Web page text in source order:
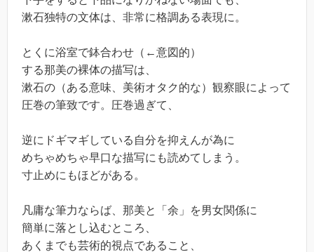
漱石独特の文体は、非常に格調ある表現に。
とくに浴室で鉢合わせ（←意図的）
する那美の裸体の描写は、
漱石の（ある意味、美術オタク的な）観察眼によって
圧巻の筆致です。圧巻過ぎて、
逆にドギマギしている自分を抑えんが為に
めちゃめちゃ早口な描写にも読めてしまう。
寸止めにもほどがある。
凡庸な筆力ならば、那美と「余」を男女関係に
簡単に落とし込むところ、
あくまでも芸術的視点であること、